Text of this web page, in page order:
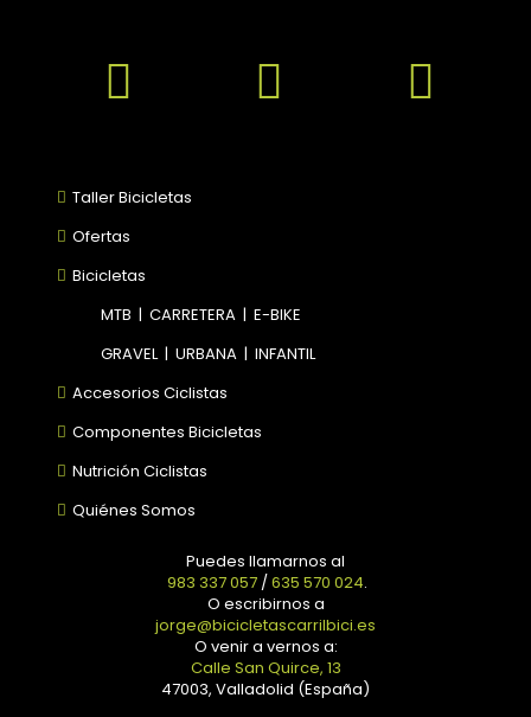
Taller Bicicletas
Ofertas
Bicicletas
MTB | CARRETERA | E-BIKE
GRAVEL| URBANA | INFANTIL
Accesorios Ciclistas
Componentes Bicicletas
Nutrición Ciclistas
Quiénes Somos
Puedes llamarnos al
983 337 057 / 635 570 024.
O escribirnos a
jorge@bicicletascarrilbici.es
O venir a vernos a:
Calle San Quirce, 13
47003, Valladolid (España)